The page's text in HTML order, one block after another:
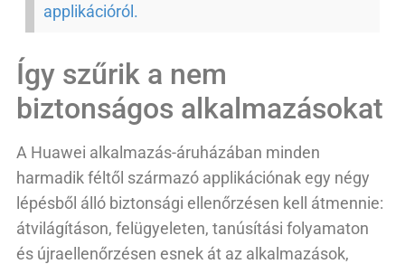
applikációról.
Így szűrik a nem
biztonságos alkalmazásokat
A Huawei alkalmazás-áruházában minden
harmadik féltől származó applikációnak egy négy
lépésből álló biztonsági ellenőrzésen kell átmennie:
átvilágításon, felügyeleten, tanúsítási folyamaton
és újraellenőrzésen esnek át az alkalmazások,